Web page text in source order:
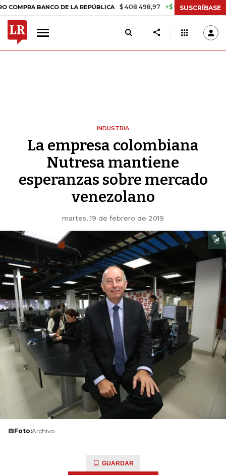
BANCO DE LA REPÚBLICA $ 408.498,97 +$ 8.753,81 +2,19% TASA
SUSCRÍBASE
INDUSTRIA
La empresa colombiana
Nutresa mantiene
esperanzas sobre mercado
venezolano
martes, 19 de febrero de 2019
Foto:Archivo
GUARDAR